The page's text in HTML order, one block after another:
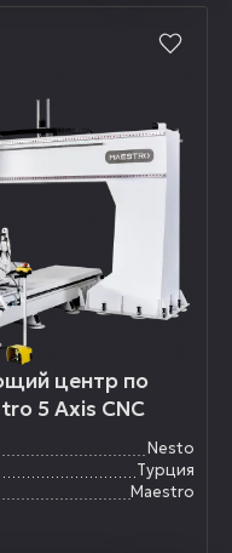
центр по
5 Axis CNC
Nesto
Турция
Maestro